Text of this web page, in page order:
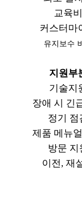
교육비
커스터마
유지보수
지원부
기술지
장애 시 긴
정기 점
제품 메뉴
방문 지
이전, 재